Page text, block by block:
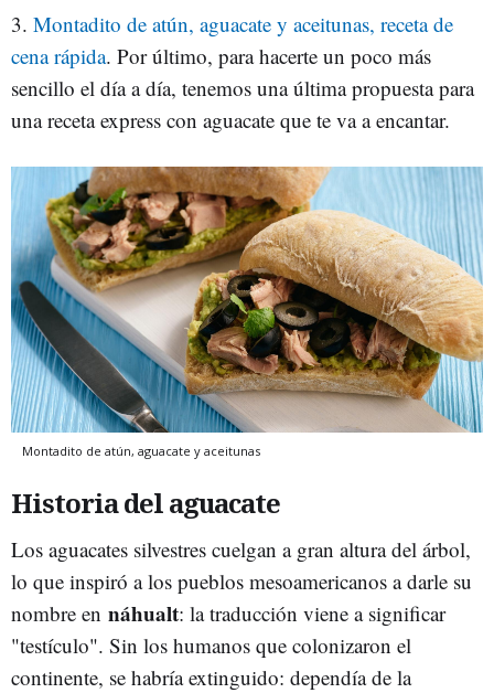
3. Montadito de atún, aguacate y aceitunas, receta de
cena rápida. Por último, para hacerte un poco más
sencillo el día a día, tenemos una última propuesta para
una receta express con aguacate que te va a encantar.
Montadito de atún, aguacate y aceitunas
Historia del aguacate
Los aguacates silvestres cuelgan a gran altura del árbol,
lo que inspiró a los pueblos mesoamericanos a darle su
nombre en náhualt: la traducción viene a significar
"testículo". Sin los humanos que colonizaron el
continente, se habría extinguido: dependía de la